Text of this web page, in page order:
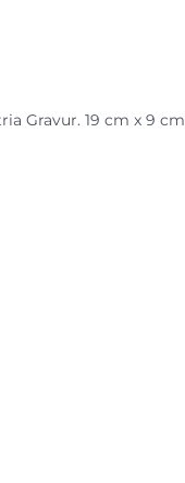
Gravur. 19 cm x 9 cm